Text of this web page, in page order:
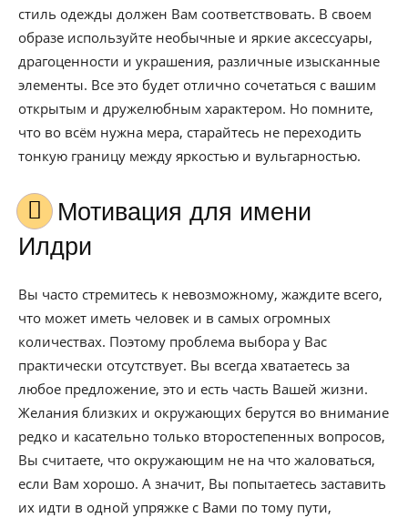
стиль одежды должен Вам соответствовать. В своем
образе используйте необычные и яркие аксессуары,
драгоценности и украшения, различные изысканные
элементы. Все это будет отлично сочетаться с вашим
открытым и дружелюбным характером. Но помните,
что во всём нужна мера, старайтесь не переходить
тонкую границу между яркостью и вульгарностью.
Мотивация для имени
Илдри
Вы часто стремитесь к невозможному, жаждите всего,
что может иметь человек и в самых огромных
количествах. Поэтому проблема выбора у Вас
практически отсутствует. Вы всегда хватаетесь за
любое предложение, это и есть часть Вашей жизни.
Желания близких и окружающих берутся во внимание
редко и касательно только второстепенных вопросов,
Вы считаете, что окружающим не на что жаловаться,
если Вам хорошо. А значит, Вы попытаетесь заставить
их идти в одной упряжке с Вами по тому пути,